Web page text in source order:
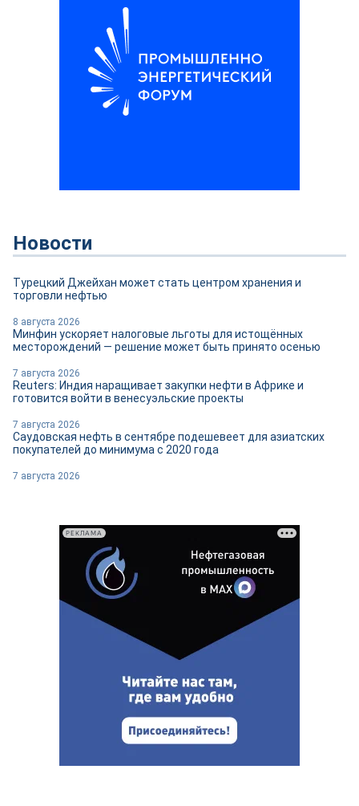
Новости
Турецкий Джейхан может стать центром хранения и
торговли нефтью
8 августа 2026
Минфин ускоряет налоговые льготы для истощённых
месторождений — решение может быть принято осенью
7 августа 2026
Reuters: Индия наращивает закупки нефти в Африке и
готовится войти в венесуэльские проекты
7 августа 2026
Саудовская нефть в сентябре подешевеет для азиатских
покупателей до минимума с 2020 года
7 августа 2026
РЕКЛАМА